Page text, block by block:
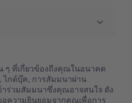
ๆ ที่เกี่ยวข้องถึงคุณในอนาคต
ไกด์บุ๊ค, การสัมมนาผ่าน
ร่วมสัมมนาซึ่งคุณอาจสนใจ ดัง
ความยินยอมจากคุณเพื่อการ